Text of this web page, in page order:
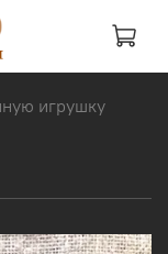
игрушку